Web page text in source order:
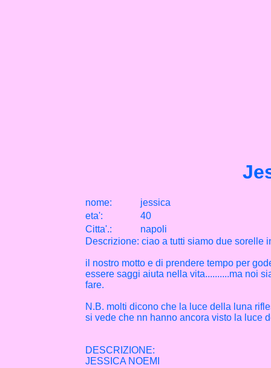
nome:
jessica
eta':
40
Citta'.:
napoli
Descrizione: ciao a tutti siamo due sorelle
il nostro motto e di prendere tempo per
essere saggi aiuta nella vita..........ma noi
fare.
N.B. molti dicono che la luce della luna
si vede che nn hanno ancora visto la luce
DESCRIZIONE:
JESSICA NOEMI